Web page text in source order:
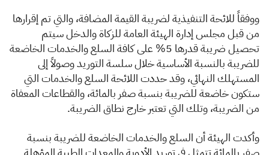
ووفقاً للائحة التنفيذية لضريبة القيمة المضافة، والتي تم إقرارها
من قبل مجلس إدارة الهيئة العامة للزكاة والدخل سيتم
تحصيل ضريبة قدرها 5% على كافة السلع والخدمات الخاضعة
للضريبة بالنسبة الأساسية خلال سلسة التوريد وصولاً إلى
المستهلك النهائي، وقد حددت اللائحة السلع والخدمات التي
ستكون خاضعة للضريبة بنسبة صفر بالمائة، والقطاعات المعفاة
من الضريبة، وتلك التي تعتبر خارج نطاق الضريبة.
وأكدت الهيئة أن السلع والخدمات الخاضعة للضريبة بنسبة